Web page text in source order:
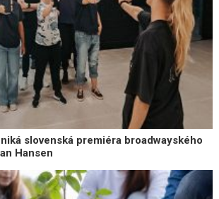
slovenská premiéra broadwayského
Hansen